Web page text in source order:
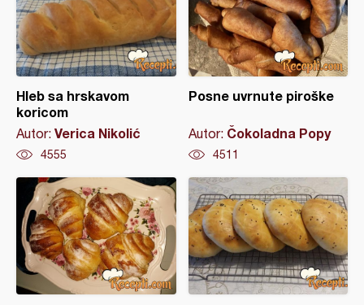
Hleb sa hrskavom
koricom
Autor: Verica Nikolić
4555
Posne uvrnute piroške
Autor: Čokoladna Popy
4511